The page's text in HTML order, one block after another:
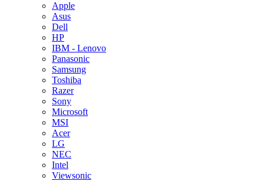
Apple
Asus
Dell
HP
IBM - Lenovo
Panasonic
Samsung
Toshiba
Razer
Sony
Microsoft
MSI
Acer
LG
NEC
Intel
Viewsonic